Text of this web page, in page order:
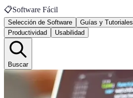
📋Software Fácil
Selección de Software Guías y Tutoriales
Productividad
Usabilidad
Buscar